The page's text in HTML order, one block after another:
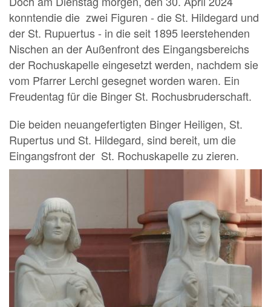
konntendie die zwei Figuren - die St. Hildegard und
der St. Rupuertus - in die seit 1895 leerstehenden
Nischen an der Außenfront des Eingangsbereichs
der Rochuskapelle eingesetzt werden, nachdem sie
vom Pfarrer Lerchl gesegnet worden waren. Ein
Freudentag für die Binger St. Rochusbruderschaft.
Die beiden neuangefertigten Binger Heiligen, St.
Rupertus und St. Hildegard, sind bereit, um die
Eingangsfront der St. Rochuskapelle zu zieren.